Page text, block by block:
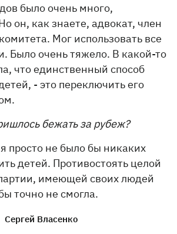
было очень много,
он, как знаете, адвокат, член
Мог использовать все
Было очень тяжело. В какой-то
что единственный способ
- это переключить его
бежать за рубеж?
просто не было бы никаких
детей. Противостоять целой
имеющей своих людей
точно не смогла.
Сергей Власенко